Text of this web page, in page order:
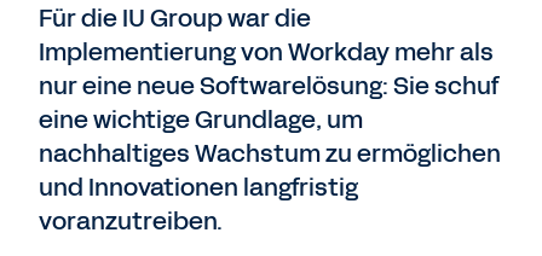
Für die IU Group war die
Implementierung von Workday mehr als
nur eine neue Softwarelösung: Sie schuf
eine wichtige Grundlage, um
nachhaltiges Wachstum zu ermöglichen
und Innovationen langfristig
voranzutreiben.